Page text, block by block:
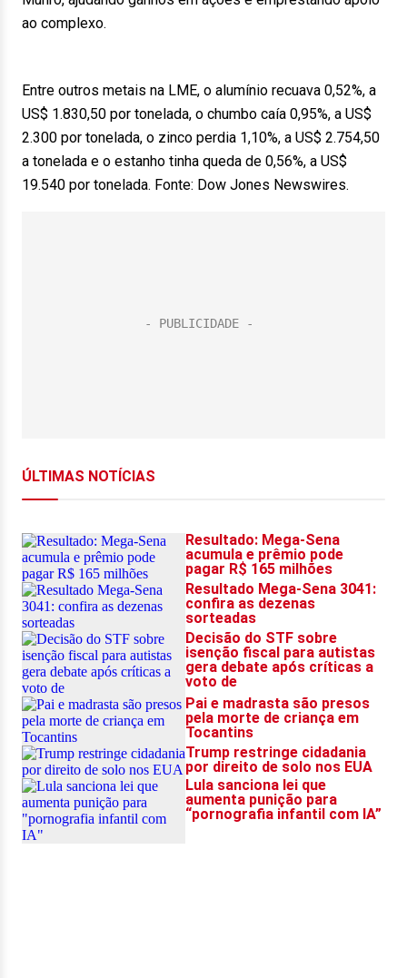
ao complexo.
Entre outros metais na LME, o alumínio recuava 0,52%, a
US$ 1.830,50 por tonelada, o chumbo caía 0,95%, a US$
2.300 por tonelada, o zinco perdia 1,10%, a US$ 2.754,50
a tonelada e o estanho tinha queda de 0,56%, a US$
19.540 por tonelada. Fonte: Dow Jones Newswires.